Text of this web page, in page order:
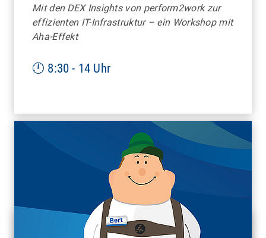
Mit den DEX Insights von perform2work zur
effizienten IT-Infrastruktur – ein Workshop mit
Aha-Effekt
🕛 8:30 - 14 Uhr
FRANKFURT
auswählen
HAMBURG